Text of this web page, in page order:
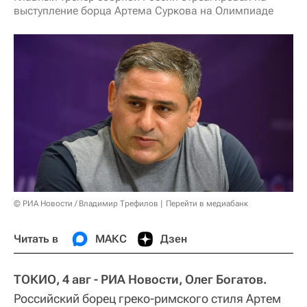
выступление борца Артема Суркова на Олимпиаде
© РИА Новости / Владимир Трефилов Перейти в медиабанк
Читать в МАКС Дзен
ТОКИО, 4 авг - РИА Новости, Олег Богатов.
Российский борец греко-римского стиля Артем